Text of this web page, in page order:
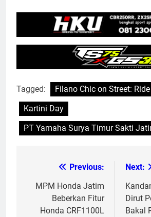
Tagged:
Filano Chic on Street:
Kartini Day
PT Yamaha Surya Timur Sakti
navigation
Previous:
MPM Honda Jatim
Beberkan Fitur
Honda CRF1100L
Next:
Dirut
Bakal